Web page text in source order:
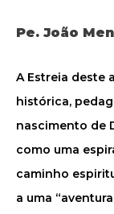
Pe. João
A Estreia deste
histórica,
nascimento de
como uma
caminho
a uma